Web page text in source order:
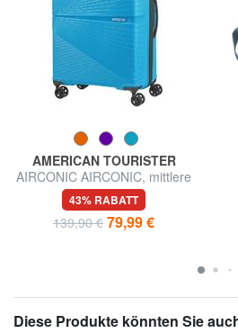
AMERICAN TOURISTER
AIRCONIC AIRCONIC, mittlere
Größe, leicht
43% RABATT
139,90 € 79,99 €
Diese Produkte könnten Sie